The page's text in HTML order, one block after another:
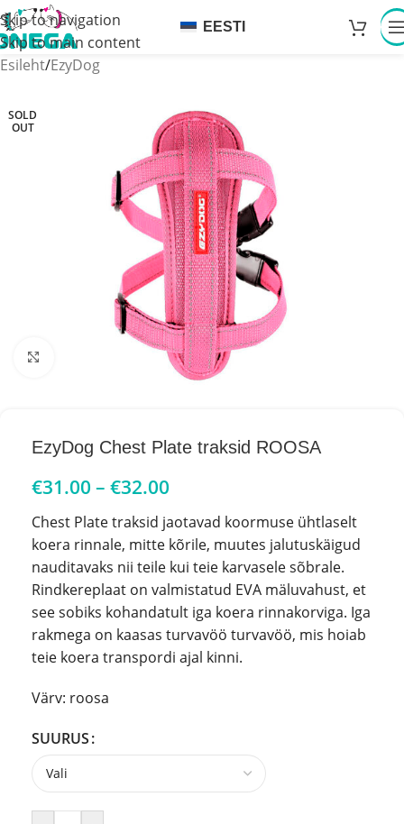
Skip to navigation
Skip to main content
EESTI
Esileht/EzyDog
SOLD
OUT
EzyDog Chest Plate traksid ROOSA
€31.00 – €32.00
Chest Plate traksid jaotavad koormuse ühtlaselt
koera rinnale, mitte kõrile, muutes jalutuskäigud
nauditavaks nii teile kui teie karvasele sõbrale.
Rindkereplaat on valmistatud EVA mäluvahust, et
see sobiks kohandatult iga koera rinnakorviga. Iga
rakmega on kaasas turvavöö turvavöö, mis hoiab
teie koera transpordi ajal kinni.
Värv: roosa
SUURUS